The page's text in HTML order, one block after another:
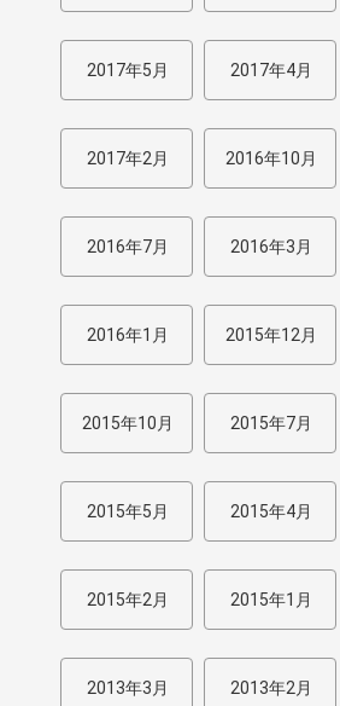
2017年5月 2017年4月
2017年2月 2016年10月
2016年7月 2016年3月
2016年1月 2015年12月
2015年10月 2015年7月
2015年5月 2015年4月
2015年2月 2015年1月
2013年3月 2013年2月